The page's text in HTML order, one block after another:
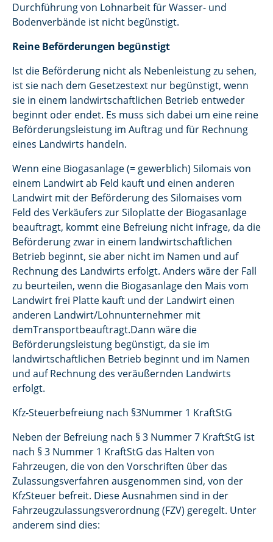
Durchführung von Lohnarbeit für Wasser- und
Bodenverbände ist nicht begünstigt.
Reine Beförderungen begünstigt
Ist die Beförderung nicht als Nebenleistung zu sehen,
ist sie nach dem Gesetzestext nur begünstigt, wenn
sie in einem landwirtschaftlichen Betrieb entweder
beginnt oder endet. Es muss sich dabei um eine reine
Beförderungsleistung im Auftrag und für Rechnung
eines Landwirts handeln.
Wenn eine Biogasanlage (= gewerblich) Silomais von
einem Landwirt ab Feld kauft und einen anderen
Landwirt mit der Beförderung des Silomaises vom
Feld des Verkäufers zur Siloplatte der Biogasanlage
beauftragt, kommt eine Befreiung nicht infrage, da die
Beförderung zwar in einem landwirtschaftlichen
Betrieb beginnt, sie aber nicht im Namen und auf
Rechnung des Landwirts erfolgt. Anders wäre der Fall
zu beurteilen, wenn die Biogasanlage den Mais vom
Landwirt frei Platte kauft und der Landwirt einen
anderen Landwirt/Lohnunternehmer mit
demTransportbeauftragt.Dann wäre die
Beförderungsleistung begünstigt, da sie im
landwirtschaftlichen Betrieb beginnt und im Namen
und auf Rechnung des veräußernden Landwirts
erfolgt.
Kfz-Steuerbefreiung nach §3Nummer 1 KraftStG
Neben der Befreiung nach § 3 Nummer 7 KraftStG ist
nach § 3 Nummer 1 KraftStG das Halten von
Fahrzeugen, die von den Vorschriften über das
Zulassungsverfahren ausgenommen sind, von der
KfzSteuer befreit. Diese Ausnahmen sind in der
Fahrzeugzulassungsverordnung (FZV) geregelt. Unter
anderem sind dies: